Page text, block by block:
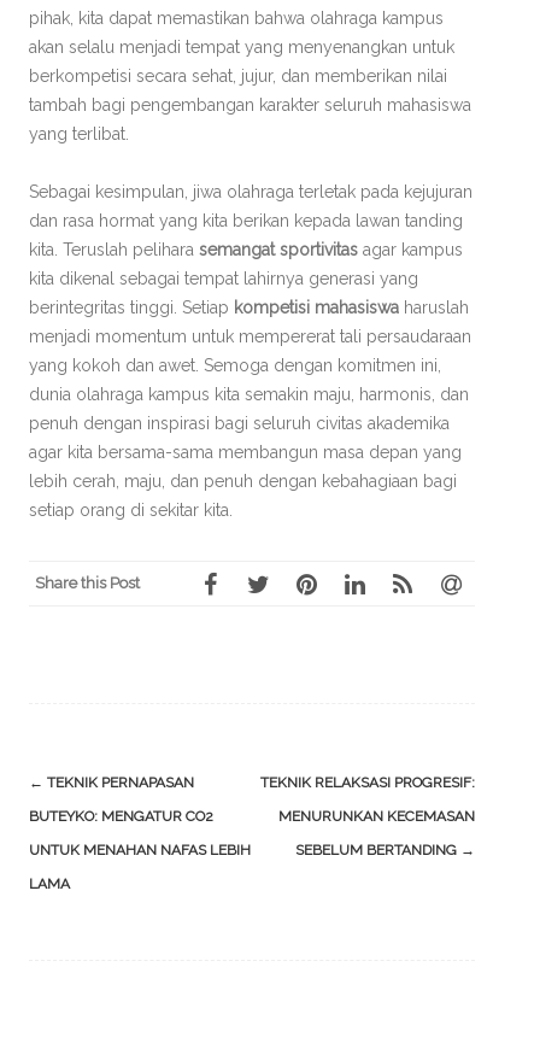
pihak, kita dapat memastikan bahwa olahraga kampus
akan selalu menjadi tempat yang menyenangkan untuk
berkompetisi secara sehat, jujur, dan memberikan nilai
tambah bagi pengembangan karakter seluruh mahasiswa
yang terlibat.
Sebagai kesimpulan, jiwa olahraga terletak pada kejujuran
dan rasa hormat yang kita berikan kepada lawan tanding
kita. Teruslah pelihara semangat sportivitas agar kampus
kita dikenal sebagai tempat lahirnya generasi yang
berintegritas tinggi. Setiap kompetisi mahasiswa haruslah
menjadi momentum untuk mempererat tali persaudaraan
yang kokoh dan awet. Semoga dengan komitmen ini,
dunia olahraga kampus kita semakin maju, harmonis, dan
penuh dengan inspirasi bagi seluruh civitas akademika
agar kita bersama-sama membangun masa depan yang
lebih cerah, maju, dan penuh dengan kebahagiaan bagi
setiap orang di sekitar kita.
Share this Post
Post
navigation
← TEKNIK PERNAPASAN
BUTEYKO: MENGATUR CO2
UNTUK MENAHAN NAFAS LEBIH
LAMA
TEKNIK RELAKSASI PROGRESIF:
MENURUNKAN KECEMASAN
SEBELUM BERTANDING →